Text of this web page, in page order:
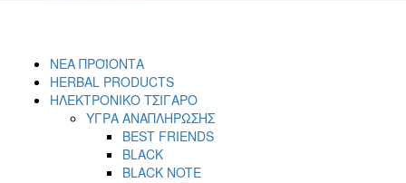
ΝΕΑ ΠΡΟΪΟΝΤΑ
HERBAL PRODUCTS
ΗΛΕΚΤΡΟΝΙΚΟ ΤΣΙΓΑΡΟ
ΥΓΡΑ ΑΝΑΠΛΗΡΩΣΗΣ
BEST FRIENDS
BLACK
BLACK NOTE